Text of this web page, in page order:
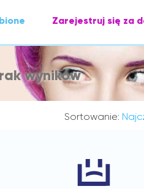
Zarejestruj się za
wyników
Sortowanie: